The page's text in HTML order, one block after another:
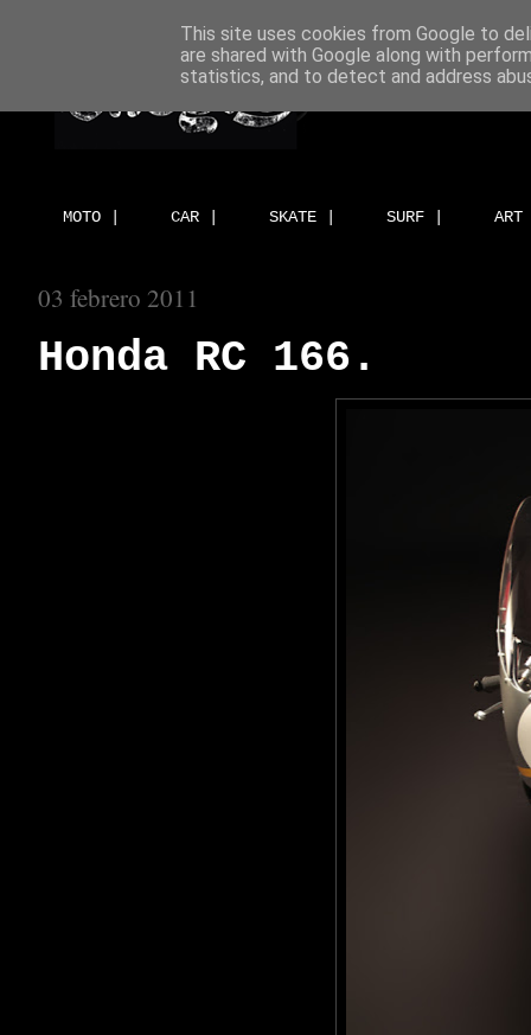
MOTO | CAR | SKATE | SURF |
03 febrero 2011
Honda RC 166.
This site uses cookies from Google to
are shared with Google along with
statistics, and to detect and address